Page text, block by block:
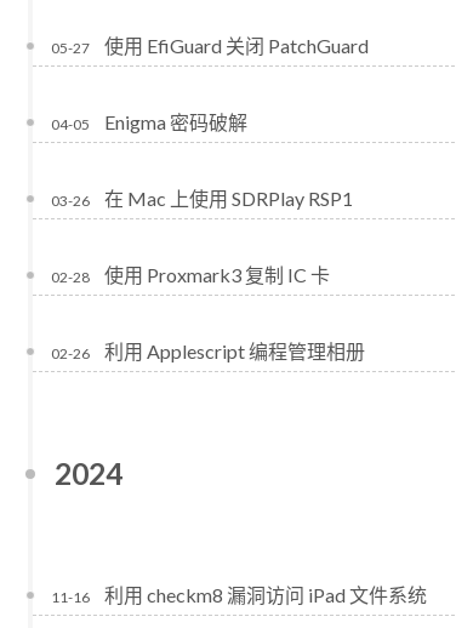
05-27 使用 EfiGuard 关闭 PatchGuard
04-05 Enigma 密码破解
03-26 在 Mac 上使用 SDRPlay RSP1
02-28 使用 Proxmark3 复制 IC 卡
02-26 利用 Applescript 编程管理相册
2024
11-16 利用 checkm8 漏洞访问 iPad 文件系统